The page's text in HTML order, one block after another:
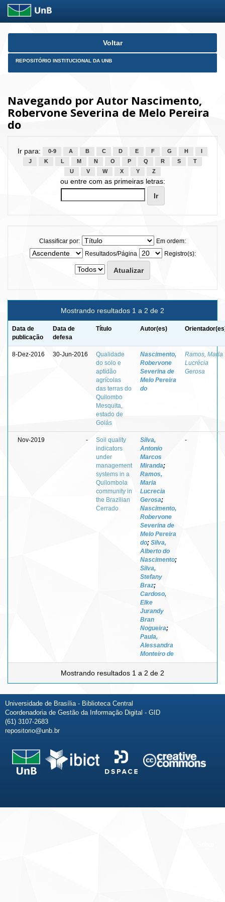
Skip
Voltar
REPOSITÓRIO INSTITUCIONAL DA UNB
Navegando por Autor Nascimento,
Robervone Severina de Melo Pereira
do
Ir para: 0-9 A B C D E F G H
J
K L M N O P Q R S
T
U
V W X Y Z
ou entre com as primeiras letras:
Classificar por:
Em ordem:
Resultados/Página
Registro(s):
Mostrando resultados 1 a 2 de 2
Data de
publicação
Data de
defesa
Título Autor(es)
8-Dez-2016 30-Jun-2016
Qualidade
do solo e
aptidão
agrícolas
das terras do
Quilombo
Mesquita,
estado de
Goiás
Nascimento,
Robervone
Severina de
Melo Pereira
do
Ramos, Maria
Lucrécia
Gerosa
Nov-2019 -
Soil quality
indicators
under
management
systems in a
Quilombola
community in
the Brazilian
Cerrado
Silva,
Antonio
Marcos
Miranda;
Ramos,
Maria
Lucrecia
Gerosa;
Nascimento,
Robervone
Severina de
Melo Pereira
do; Silva,
Alberto do
Nascimento;
Silva,
Stefany
Braz;
Cardoso,
Elke
Jurandy
Bran
Nogueira;
Paula,
Alessandra
Monteiro de
-
Mostrando resultados 1 a 2 de 2
Universidade de Brasília - Biblioteca Central
Coordenadoria de Gestão da Informação Digital - GID
(61) 3107-2683
repositorio@unb.br